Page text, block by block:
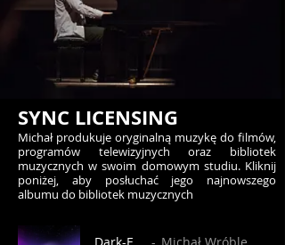
​SYNC LICENSING
Michał produkuje oryginalną muzykę do filmów,
programów telewizyjnych oraz bibliotek
muzycznych w swoim domowym studiu. Kliknij
poniżej, aby posłuchać jego najnowszego
albumu do bibliotek muzycznych